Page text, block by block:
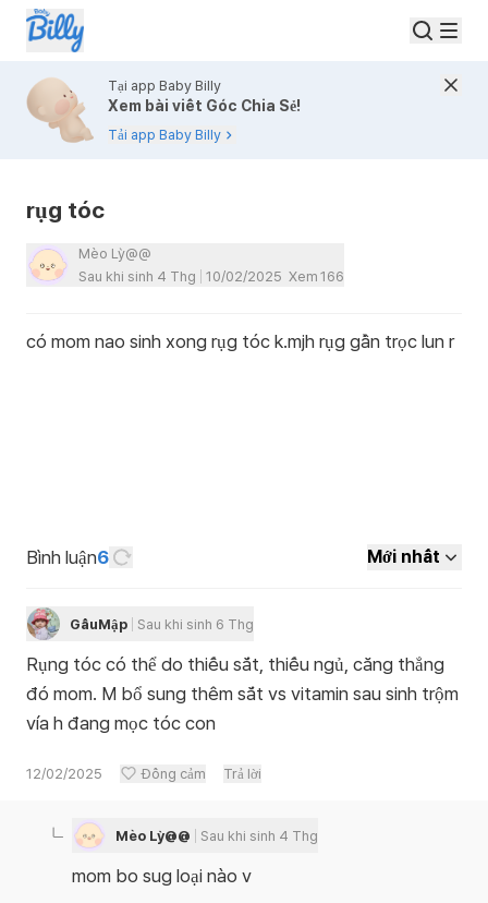
Tại app Baby Billy
Xem bài viết Góc Chia Sẻ!
Tải app Baby Billy
rụg tóc
Mèo Lỳ@@
Sau khi sinh 4 Thg
10/02/2025 Xem 166
có mom nao sinh xong rụg tóc k.mjh rụg gần trọc lun r
Bình luận6 Mới nhất
GấuMập Sau khi sinh 6 Thg
Rụng tóc có thể do thiếu sắt, thiếu ngủ, căng thẳng
đó mom. M bổ sung thêm sắt vs vitamin sau sinh trộm
vía h đang mọc tóc con
12/02/2025 Đồng cảm Trả lời
Mèo Lỳ@@ Sau khi sinh 4 Thg
mom bo sug loại nào v